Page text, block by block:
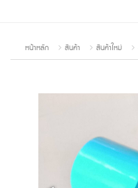
หน้าหลัก สินค้า สินค้าใหม่